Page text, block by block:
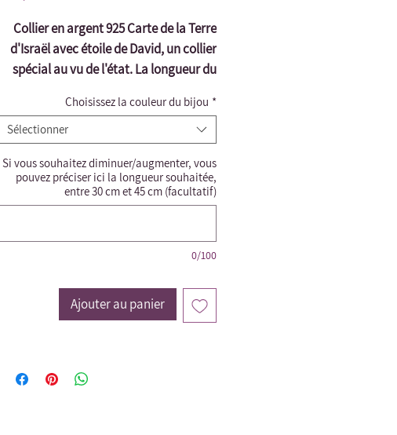
Collier en argent 925 Carte de la Terre
d'Israël avec étoile de David, un collier
spécial au vu de l'état. La longueur du
Choisissez la couleur du bijou *
Sélectionner
Si vous souhaitez diminuer/augmenter, vous
pouvez préciser ici la longueur souhaitée,
entre 30 cm et 45 cm (facultatif)
0/100
Ajouter au panier